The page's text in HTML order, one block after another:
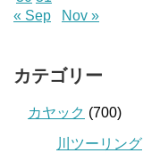
« Sep
Nov »
カテゴリー
カヤック (700)
川ツーリング